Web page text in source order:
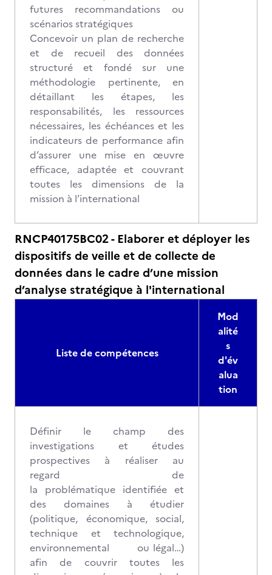
futures recommandations ou
scénarios stratégiques
Concevoir un plan de recherche
et de recueil des données
structuré et fondé sur une
méthodologie pertinente, en
détaillant les étapes, les
responsabilités, les ressources
nécessaires, les échéances et les
indicateurs de performance afin
d’assurer une mise en œuvre
efficace, adaptée et couvrant
toutes les dimensions de la
mission à l’international
RNCP40175BC02 - Elaborer et déployer les
dispositifs de veille et de collecte de
données dans le cadre d’une mission
d’analyse stratégique à l'international
Liste de compétences
Mod
alité
s
d'év
alua
tion
Définir le champ des
investigations et études
prospectives à réaliser au
regard de
la problématique identifiée et
des domaines à étudier
(politique, économique, social,
technique et technologique,
environnemental ou légal…)
afin de couvrir toutes les